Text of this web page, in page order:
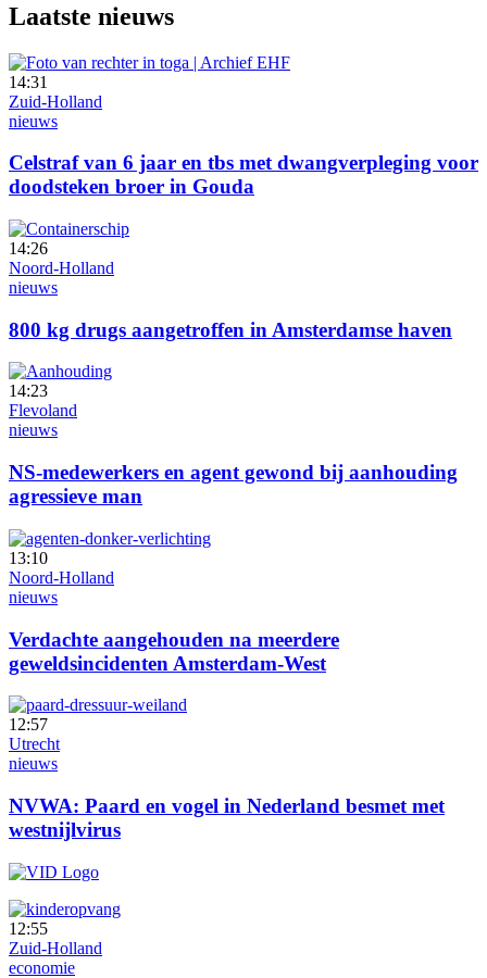
Laatste nieuws
14:31
Zuid-Holland
nieuws
Celstraf van 6 jaar en tbs met dwangverpleging voor
doodsteken broer in Gouda
14:26
Noord-Holland
nieuws
800 kg drugs aangetroffen in Amsterdamse haven
14:23
Flevoland
nieuws
NS-medewerkers en agent gewond bij aanhouding
agressieve man
13:10
Noord-Holland
nieuws
Verdachte aangehouden na meerdere
geweldsincidenten Amsterdam-West
12:57
Utrecht
nieuws
NVWA: Paard en vogel in Nederland besmet met
westnijlvirus
12:55
Zuid-Holland
economie